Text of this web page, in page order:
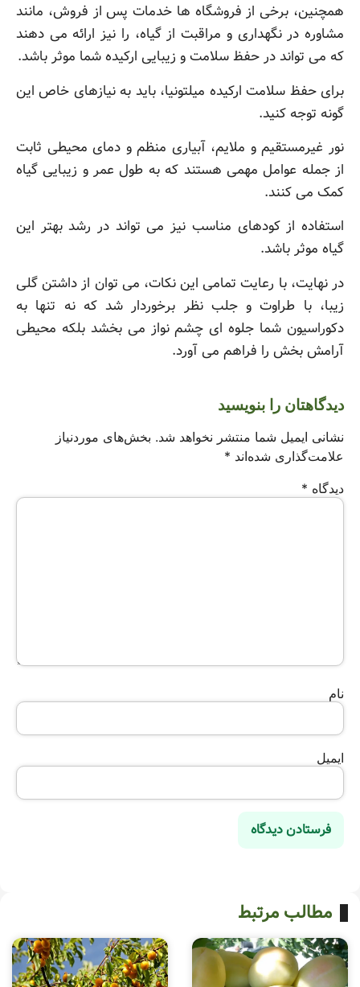
همچنین، برخی از فروشگاه ها خدمات پس از فروش، مانند
مشاوره در نگهداری و مراقبت از گیاه، را نیز ارائه می دهند
که می تواند در حفظ سلامت و زیبایی ارکیده شما موثر باشد.
برای حفظ سلامت ارکیده میلتونیا، باید به نیازهای خاص این
گونه توجه کنید.
نور غیرمستقیم و ملایم، آبیاری منظم و دمای محیطی ثابت
از جمله عوامل مهمی هستند که به طول عمر و زیبایی گیاه
کمک می کنند.
استفاده از کودهای مناسب نیز می تواند در رشد بهتر این
گیاه موثر باشد.
در نهایت، با رعایت تمامی این نکات، می توان از داشتن گلی
زیبا، با طراوت و جلب نظر برخوردار شد که نه تنها به
دکوراسیون شما جلوه ای چشم نواز می بخشد بلکه محیطی
آرامش بخش را فراهم می آورد.
دیدگاهتان را بنویسید
نشانی ایمیل شما منتشر نخواهد شد. بخش‌های موردنیاز
علامت‌گذاری شده‌اند *
دیدگاه *
نام
ایمیل
مطالب مرتبط